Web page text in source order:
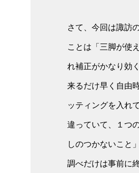
さて、今回は諏訪
ことは「三脚が使
れ補正がかなり効
来るだけ早く自由
ッティングを入れ
違っていて、１つ
しのつかないこと
調べだけは事前に